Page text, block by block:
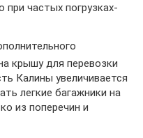
частых погрузках-
крышу для перевозки
Калины увеличивается
легкие багажники на
из поперечин и